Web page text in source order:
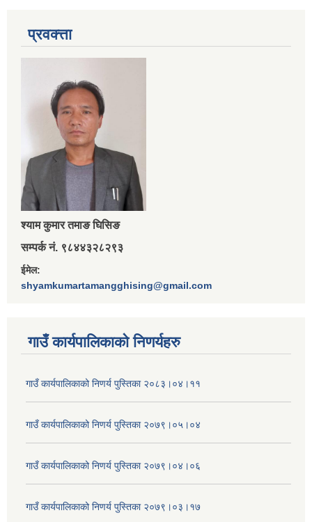
प्रवक्त्ता
श्‍याम कुमार तमाङ घिसिङ
सम्पर्क नं. ९८४४३२८२९३
ईमेल:
shyamkumartamangghising@gmail.com
गाउँ कार्यपालिकाकाे निणर्यहरु
गाउँ कार्यपालिकाको निणर्य पुस्तिका २०८३।०४।११
गाउँ कार्यपालिकाको निणर्य पुस्तिका २०७९।०५।०४
गाउँ कार्यपालिकाको निणर्य पुस्तिका २०७९।०४।०६
गाउँ कार्यपालिकाको निणर्य पुस्तिका २०७९।०३।१७